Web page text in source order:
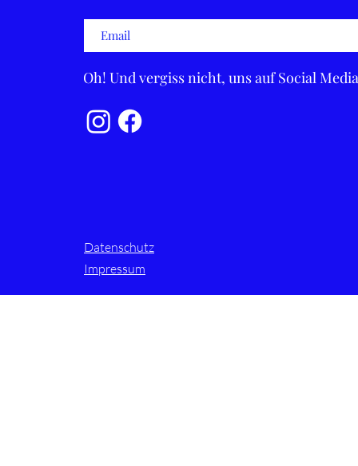
Oh! Und vergiss nicht, uns auf Social
Datenschutz
Impressum